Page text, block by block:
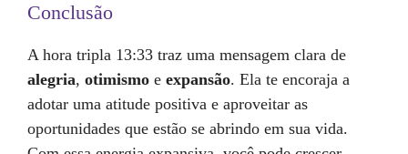
Conclusão
A hora tripla 13:33 traz uma mensagem clara de
alegria, otimismo e expansão. Ela te encoraja a
adotar uma atitude positiva e aproveitar as
oportunidades que estão se abrindo em sua vida.